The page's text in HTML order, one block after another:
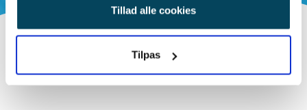
Tillad alle cookies
Tilpas